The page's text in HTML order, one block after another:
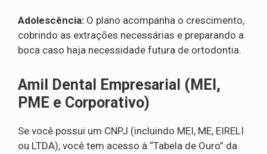
Adolescência: O plano acompanha o crescimento,
cobrindo as extrações necessárias e preparando a
boca caso haja necessidade futura de ortodontia.
Amil Dental Empresarial (MEI,
PME e Corporativo)
Se você possui um CNPJ (incluindo MEI, ME, EIRELI
ou LTDA), você tem acesso à “Tabela de Ouro” da